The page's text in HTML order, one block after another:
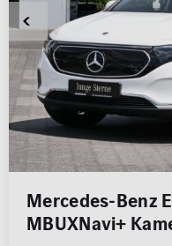
Mercedes-Benz
MBUXNavi+